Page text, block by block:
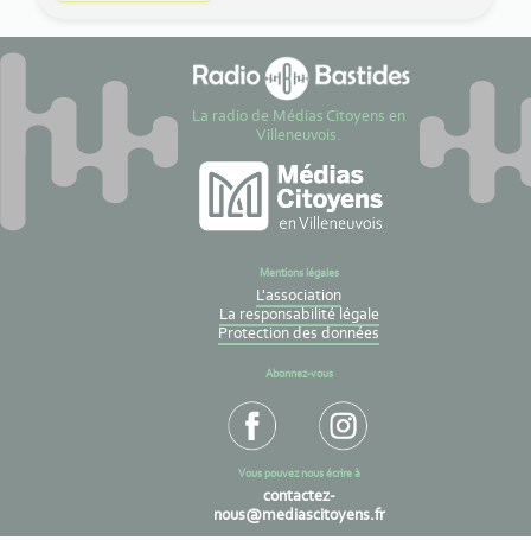
La radio de Médias Citoyens en
Villeneuvois.
Mentions légales
L'association
La responsabilité légale
Protection des données
Abonnez-vous
Vous pouvez nous écrire à
contactez-
nous@mediascitoyens.fr